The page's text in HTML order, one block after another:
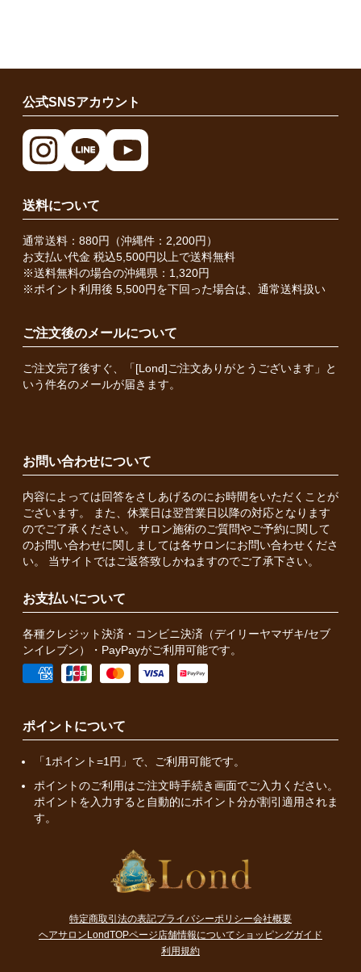
公式SNSアカウント
送料について
通常送料：880円（沖縄件：2,200円）
お支払い代金 税込5,500円以上で送料無料
※送料無料の場合の沖縄県：1,320円
※ポイント利用後 5,500円を下回った場合は、通常送料扱い
ご注文後のメールについて
ご注文完了後すぐ、「[Lond]ご注文ありがとうございます」と
いう件名のメールが届きます。
お問い合わせについて
内容によっては回答をさしあげるのにお時間をいただくことが
ございます。 また、休業日は翌営業日以降の対応となります
のでご了承ください。 サロン施術のご質問やご予約に関して
のお問い合わせに関しましては各サロンにお問い合わせくださ
い。 当サイトではご返答致しかねますのでご了承下さい。
お支払いについて
各種クレジット決済・コンビニ決済（デイリーヤマザキ/セブ
ンイレブン）・PayPayがご利用可能です。
ポイントについて
「1ポイント=1円」で、ご利用可能です。
ポイントのご利用はご注文時手続き画面でご入力ください。
ポイントを入力すると自動的にポイント分が割引適用されま
す。
特定商取引法の表記プライバシーポリシー会社概要
ヘアサロンLondTOPページ店舗情報についてショッピングガイド
利用規約